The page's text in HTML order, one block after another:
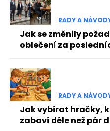
RADY A
Jak se změnily
oblečení za
RADY A
Jak vybírat hračky,
zabaví déle než pár